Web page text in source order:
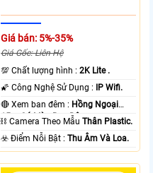
Giá bán: 5%-35%
Giá Gốc: Liên Hệ
💯 Chất lượng hình :2K Lite .
🌠 Công Nghệ Sử Dụng : IP Wifi.
🔴 Xem ban đêm : Hồng Ngoại
15m Có Màu Ban Ðêm.
⛓ Camera Theo MẫuThân Plastic.
️☣️ Điểm Nỗi Bật :Thu Âm Và Loa.